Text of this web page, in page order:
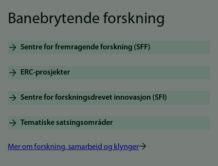
Banebrytende forskning
Sentre for fremragende forskning (SFF)
ERC-prosjekter
Sentre for forskningsdrevet innovasjon (SFI)
Tematiske satsingsområder
Mer om forskning, samarbeid og klynger